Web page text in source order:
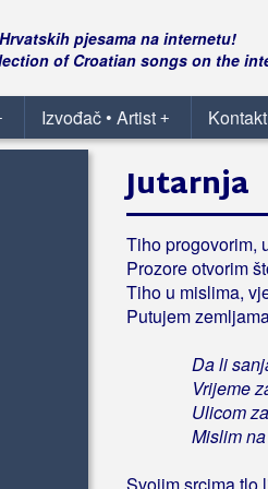
pjesama na internetu!
of Croatian songs on the
+
Izvođač • Artist
Jutarnja
Tiho progovorim,
Prozore otvorim
Tiho u mislima,
Putujem
Da li
Vrijeme
Ulicom
Mislim